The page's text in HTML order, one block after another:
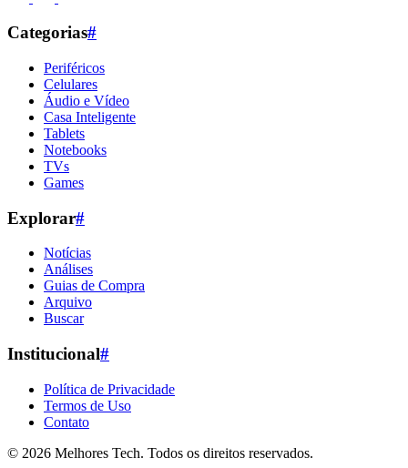
Categorias#
Periféricos
Celulares
Áudio e Vídeo
Casa Inteligente
Tablets
Notebooks
TVs
Games
Explorar#
Notícias
Análises
Guias de Compra
Arquivo
Buscar
Institucional#
Política de Privacidade
Termos de Uso
Contato
© 2026 Melhores Tech. Todos os direitos reservados.